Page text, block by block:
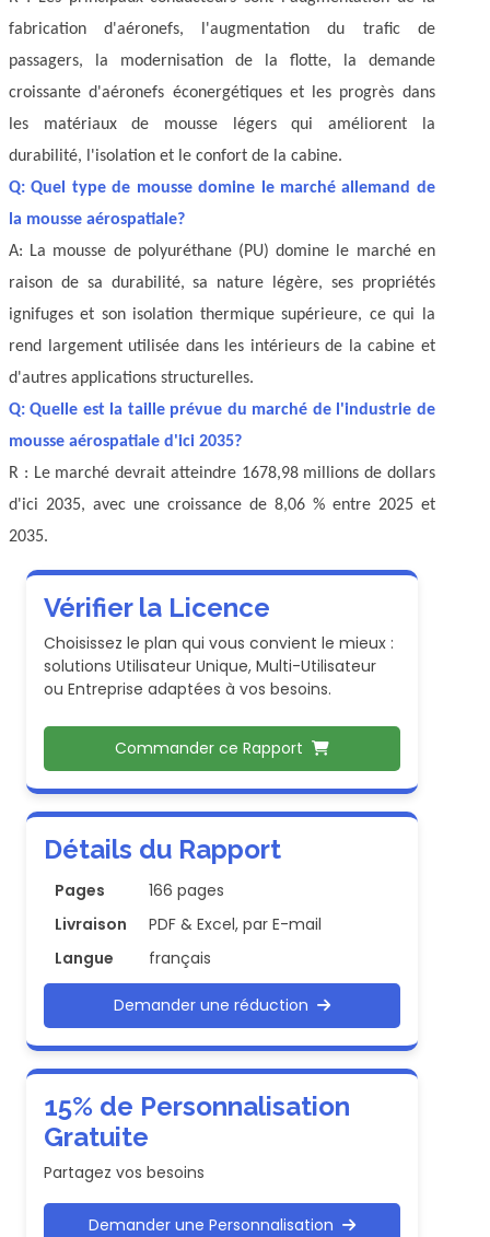
fabrication d'aéronefs, l'augmentation du trafic de
passagers, la modernisation de la flotte, la demande
croissante d'aéronefs éconergétiques et les progrès dans
les matériaux de mousse légers qui améliorent la
durabilité, l'isolation et le confort de la cabine.
Q: Quel type de mousse domine le marché allemand de
la mousse aérospatiale?
A: La mousse de polyuréthane (PU) domine le marché en
raison de sa durabilité, sa nature légère, ses propriétés
ignifuges et son isolation thermique supérieure, ce qui la
rend largement utilisée dans les intérieurs de la cabine et
d'autres applications structurelles.
Q: Quelle est la taille prévue du marché de l'industrie de
mousse aérospatiale d'ici 2035?
R : Le marché devrait atteindre 1678,98 millions de dollars
d'ici 2035, avec une croissance de 8,06 % entre 2025 et
2035.
Vérifier la Licence
Choisissez le plan qui vous convient le mieux :
solutions Utilisateur Unique, Multi-Utilisateur
ou Entreprise adaptées à vos besoins.
Commander ce Rapport
Détails du Rapport
Pages
166 pages
Livraison
PDF & Excel, par E-mail
Langue
français
Demander une réduction
15% de Personnalisation
Gratuite
Partagez vos besoins
Demander une Personnalisation